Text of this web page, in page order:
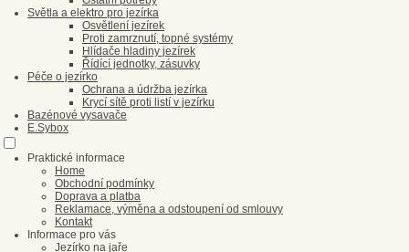
Světla a elektro pro jezírka
Osvětlení jezírek
Proti zamrznutí, topné systémy
Hlídače hladiny jezírek
Řídící jednotky, zásuvky
Péče o jezírko
Ochrana a údržba jezírka
Krycí sítě proti listí v jezírku
Bazénové vysavače
E.Sybox
Praktické informace
Home
Obchodní podmínky
Doprava a platba
Reklamace, výměna a odstoupení od smlouvy
Kontakt
Informace pro vás
Jezírko na jaře